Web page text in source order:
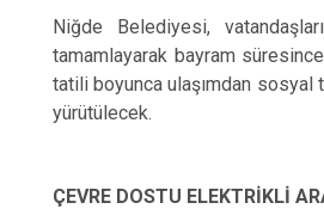
Niğde Belediyesi,
tamamlayarak bayram
tatili boyunca ulaşımdan
yürütülecek.
ÇEVRE DOSTU ELEKTRİKLİ